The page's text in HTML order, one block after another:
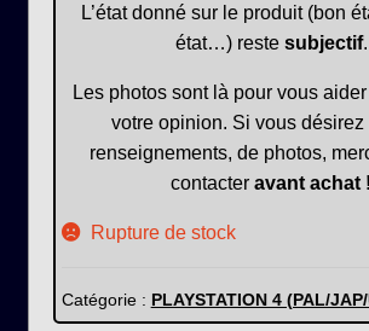
L’état donné sur le produit (bon
état…) reste subjectif.
Les photos sont là pour vous
votre opinion. Si vous désirez
renseignements, de photos,
contacter avant achat !
Rupture de stock
Catégorie : PLAYSTATION 4 (PAL/